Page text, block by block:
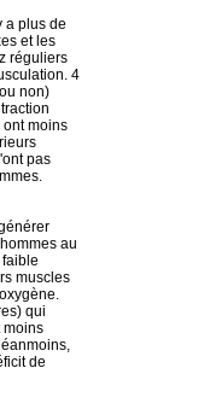
a plus de
et les
réguliers
4
non)
ont moins
pas
au
muscles
qui
moins
de